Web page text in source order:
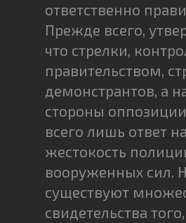
ответственно
Прежде всего,
что стрелки,
правительством,
демонстрантов, а
стороны
всего лишь ответ на
жестокость
вооруженных сил.
существуют
свидетельства